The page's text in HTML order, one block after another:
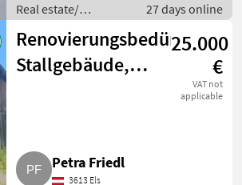
Real estate/
properties / Lands
27 days online
Renovierungsbedürftiges
Stallgebäude,
25.000
€
VAT not
applicable
Petra Friedl
3613 Els